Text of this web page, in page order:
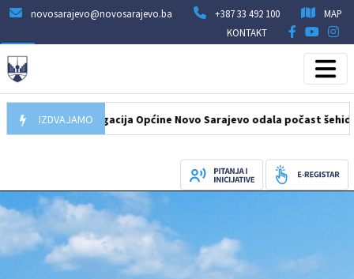
novosarajevo@novosarajevo.ba +387 33 492 100
MAP
KONTAKT
IZDVAJAMO
Delegacija Općine Novo Sarajevo odala počast šehidima i